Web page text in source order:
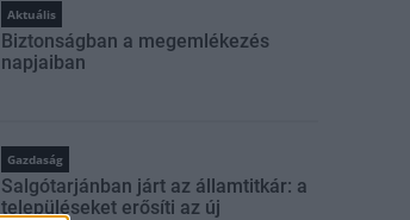
Aktuális
Biztonságban a megemlékezés
napjaiban
Gazdaság
Salgótarjánban járt az államtitkár: a
településeket erősíti az új